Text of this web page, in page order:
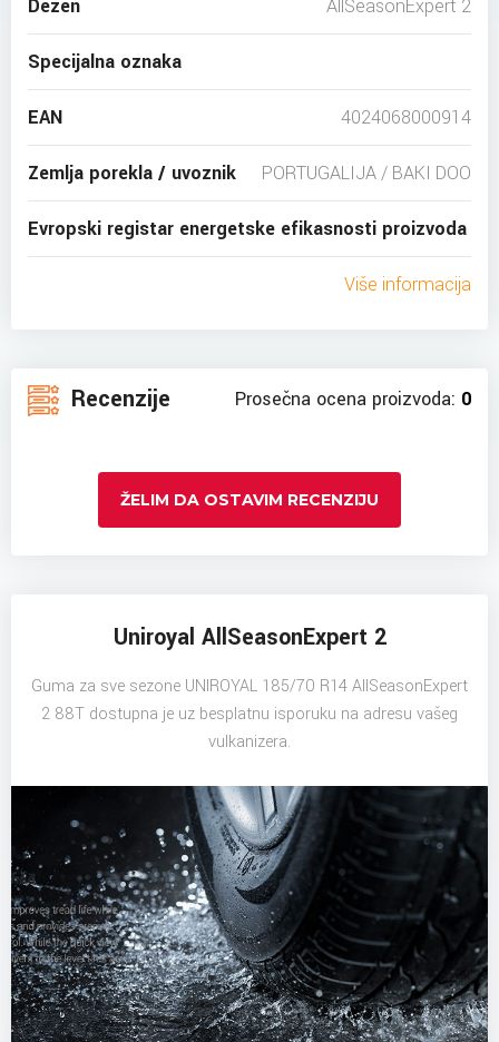
Dezen AllSeasonExpert 2
Specijalna oznaka
EAN 4024068000914
Zemlja porekla / uvoznik PORTUGALIJA / BAKI DOO
Evropski registar energetske efikasnosti proizvoda
Više informacija
Recenzije Prosečna ocena proizvoda: 0
ŽELIM DA OSTAVIM RECENZIJU
Uniroyal AllSeasonExpert 2
Guma za sve sezone UNIROYAL 185/70 R14 AllSeasonExpert
2 88T dostupna je uz besplatnu isporuku na adresu vašeg
vulkanizera.